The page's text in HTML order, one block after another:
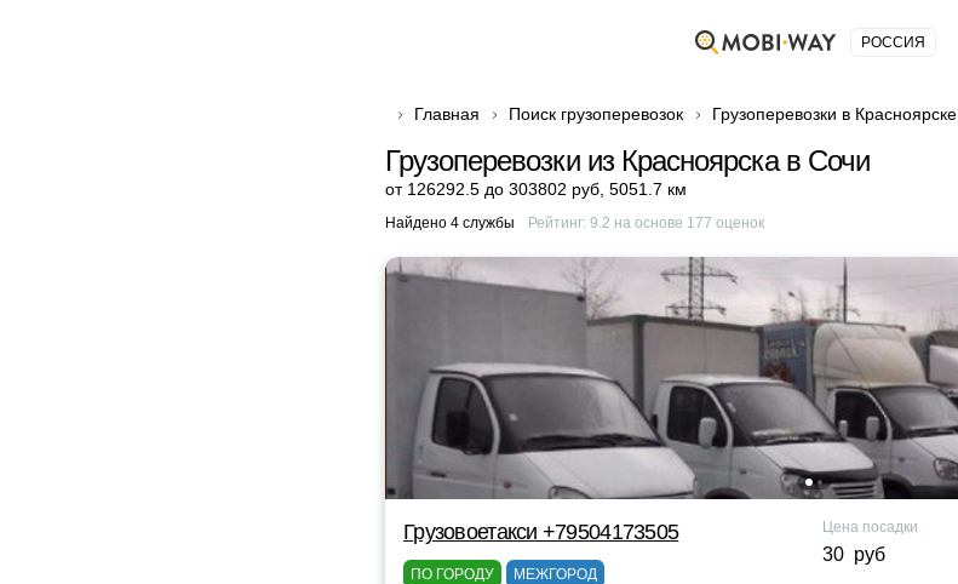
РОССИЯ
Главная Поиск грузоперевозок Грузоперевозки в Красноярске
Грузоперевозки из Красноярска в Сочи
от 126292.5 до 303802 руб 5051.7 км
Найдено 4 службы Рейтинг: 9.2 на основе 177 оценок
Грузовоетакси +79504173505
ПО ГОРОДУ МЕЖГОРОД
Цена посадки
30 руб